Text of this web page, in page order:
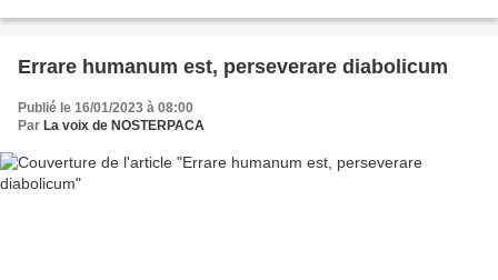
Errare humanum est, perseverare diabolicum
Publié le 16/01/2023 à 08:00
Par La voix de NOSTERPACA